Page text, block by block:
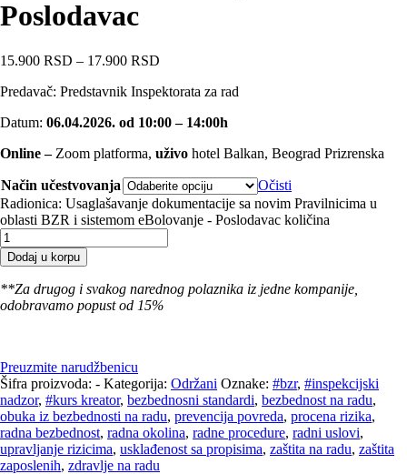
Poslodavac
15.900 RSD – 17.900 RSD
Predavač: Predstavnik Inspektorata za rad
Datum: 06.04.2026. od 10:00 – 14:00h
Online –Zoom platforma, uživo hotel Balkan, Beograd Prizrenska
Način učestvovanja
Očisti
Radionica: Usaglašavanje dokumentacije sa novim Pravilnicima u
oblasti BZR i sistemom eBolovanje - Poslodavac količina
Dodaj u korpu
**Za drugog i svakog narednog polaznika iz jedne kompanije,
odobravamo popust od 15%
Preuzmite narudžbenicu
Šifra proizvoda: - Kategorija: Održani Oznake: #bzr, #inspekcijski
nadzor, #kurs kreator, bezbednosni standardi, bezbednost na radu,
obuka iz bezbednosti na radu, prevencija povreda, procena rizika,
radna bezbednost, radna okolina, radne procedure, radni uslovi,
upravljanje rizicima, usklađenost sa propisima, zaštita na radu, zaštita
zaposlenih, zdravlje na radu